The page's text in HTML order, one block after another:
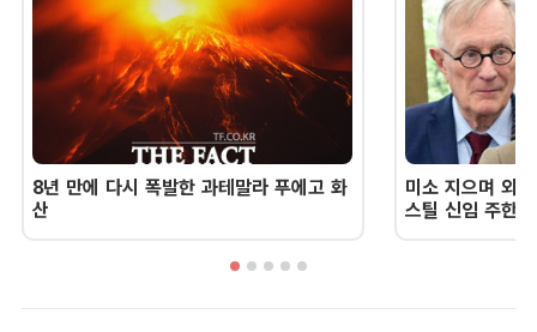
8년 만에 다시 폭발한 과테말라 푸에고 화
산
미소 지으며 외
스틸 신임 주한